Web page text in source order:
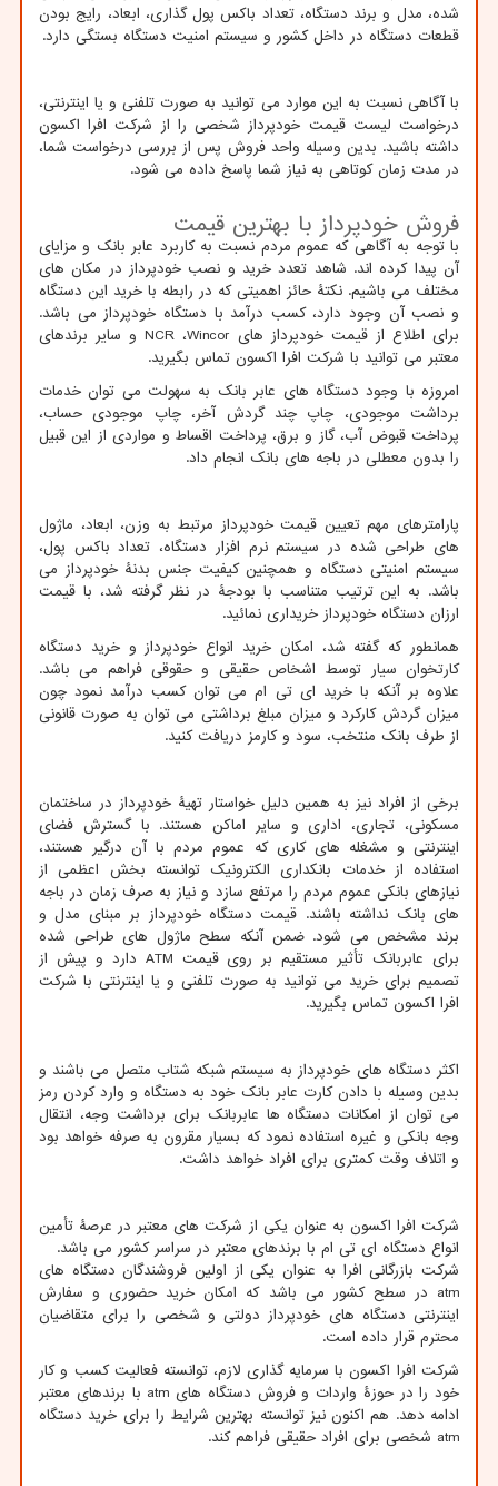
شده، مدل و برند دستگاه، تعداد باکس پول گذاری، ابعاد، رایج بودن
قطعات دستگاه در داخل کشور و سیستم امنیت دستگاه بستگی دارد.
با آگاهی نسبت به این موارد می توانید به صورت تلفنی و یا اینترنتی،
درخواست لیست قیمت خودپرداز شخصی را از شرکت افرا اکسون
داشته باشید. بدین وسیله واحد فروش پس از بررسی درخواست شما،
در مدت زمان کوتاهی به نیاز شما پاسخ داده می شود.
فروش خودپرداز با بهترین قیمت
با توجه به آگاهی که عموم مردم نسبت به کاربرد عابر بانک و مزایای
آن پیدا کرده اند. شاهد تعدد خرید و نصب خودپرداز در مکان های
مختلف می باشیم. نکتۀ حائز اهمیتی که در رابطه با خرید این دستگاه
و نصب آن وجود دارد، کسب درآمد با دستگاه خودپرداز می باشد.
برای اطلاع از قیمت خودپرداز های Wincor، NCR و سایر برندهای
معتبر می توانید با شرکت افرا اکسون تماس بگیرید.
امروزه با وجود دستگاه های عابر بانک به سهولت می توان خدمات
برداشت موجودی، چاپ چند گردش آخر، چاپ موجودی حساب،
پرداخت قبوض آب، گاز و برق، پرداخت اقساط و مواردی از این قبیل
را بدون معطلی در باجه های بانک انجام داد.
پارامترهای مهم تعیین قیمت خودپرداز مرتبط به وزن، ابعاد، ماژول
های طراحی شده در سیستم نرم افزار دستگاه، تعداد باکس پول،
سیستم امنیتی دستگاه و همچنین کیفیت جنس بدنۀ خودپرداز می
باشد. به این ترتیب متناسب با بودجۀ در نظر گرفته شد، با قیمت
ارزان دستگاه خودپرداز خریداری نمائید.
همانطور که گفته شد، امکان خرید انواع خودپرداز و خرید دستگاه
کارتخوان سیار توسط اشخاص حقیقی و حقوقی فراهم می باشد.
علاوه بر آنکه با خرید ای تی ام می توان کسب درآمد نمود چون
میزان گردش کارکرد و میزان مبلغ برداشتی می توان به صورت قانونی
از طرف بانک منتخب، سود و کارمز دریافت کنید.
برخی از افراد نیز به همین دلیل خواستار تهیۀ خودپرداز در ساختمان
مسکونی، تجاری، اداری و سایر اماکن هستند. با گسترش فضای
اینترنتی و مشغله های کاری که عموم مردم با آن درگیر هستند،
استفاده از خدمات بانکداری الکترونیک توانسته بخش اعظمی از
نیازهای بانکی عموم مردم را مرتفع سازد و نیاز به صرف زمان در باجه
های بانک نداشته باشند. قیمت دستگاه خودپرداز بر مبنای مدل و
برند مشخص می شود. ضمن آنکه سطح ماژول های طراحی شده
برای عابربانک تأثیر مستقیم بر روی قیمت ATM دارد و پیش از
تصمیم برای خرید می توانید به صورت تلفنی و یا اینترنتی با شرکت
افرا اکسون تماس بگیرید.
اکثر دستگاه های خودپرداز به سیستم شبکه شتاب متصل می باشند و
بدین وسیله با دادن کارت عابر بانک خود به دستگاه و وارد کردن رمز
می توان از امکانات دستگاه ها عابربانک برای برداشت وجه، انتقال
وجه بانکی و غیره استفاده نمود که بسیار مقرون به صرفه خواهد بود
و اتلاف وقت کمتری برای افراد خواهد داشت.
شرکت افرا اکسون به عنوان یکی از شرکت های معتبر در عرصۀ تأمین
انواع دستگاه ای تی ام با برندهای معتبر در سراسر کشور می باشد.
شرکت بازرگانی افرا به عنوان یکی از اولین فروشندگان دستگاه های
atm در سطح کشور می باشد که امکان خرید حضوری و سفارش
اینترنتی دستگاه های خودپرداز دولتی و شخصی را برای متقاضیان
محترم قرار داده است.
شرکت افرا اکسون با سرمایه گذاری لازم، توانسته فعالیت کسب و کار
خود را در حوزۀ واردات و فروش دستگاه های atm با برندهای معتبر
ادامه دهد. هم اکنون نیز توانسته بهترین شرایط را برای خرید دستگاه
atm شخصی برای افراد حقیقی فراهم کند.